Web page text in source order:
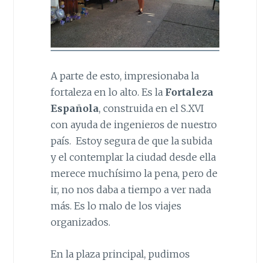
A parte de esto, impresionaba la
fortaleza en lo alto. Es la Fortaleza
Española, construida en el S.XVI
con ayuda de ingenieros de nuestro
país. Estoy segura de que la subida
y el contemplar la ciudad desde ella
merece muchísimo la pena, pero de
ir, no nos daba a tiempo a ver nada
más. Es lo malo de los viajes
organizados.
En la plaza principal, pudimos